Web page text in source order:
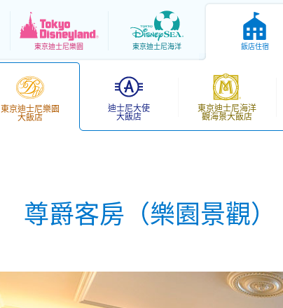
東京迪士尼樂園 東京迪士尼海洋 飯店住宿
東京迪士尼樂園
大飯店
迪士尼大使
大飯店
東京迪士尼海洋
觀海景大飯店
尊爵客房（樂園景觀）